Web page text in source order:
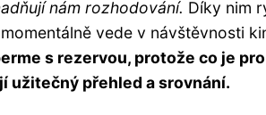
nám rozhodování. Díky nim
vede v návštěvnosti
s rezervou, protože co je pro
užitečný přehled a srovnání.